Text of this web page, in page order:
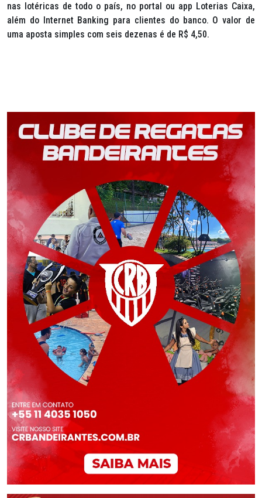
nas lotéricas de todo o país, no portal ou app Loterias Caixa,
além do Internet Banking para clientes do banco. O valor de
uma aposta simples com seis dezenas é de R$ 4,50.